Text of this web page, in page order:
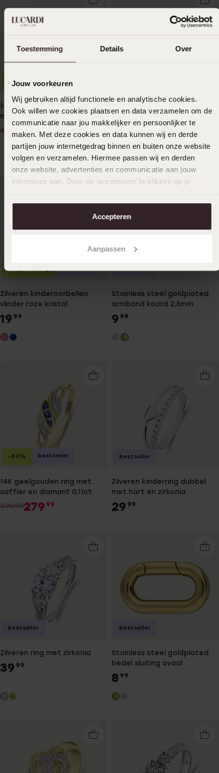
Toestemming Details Over
Jouw voorkeuren
Wij gebruiken altijd functionele en analytische cookies.
Ook willen we cookies plaatsen en data verzamelen om de
communicatie naar jou makkelijker en persoonlijker te
maken. Met deze cookies en data kunnen wij en derde
partijen jouw internetgedrag binnen en buiten onze website
volgen en verzamelen. Hiermee passen wij en derden
onze website, advertenties en communicatie aan jouw
interesses aan. Door op ‘accepteren’ te klikken ga je
aanpassen. Lees er meer over in onscookiebeleid.
Accepteren
Aanpassen
14 Karaat geelgouden ring
met zirkonia
349.99249
-29% Bestseller
Gerecycleerd stainless steel
armband bangle gold wit
kristal
29.99 19 99
Zilveren kinderoorbellen
vlinder roze kristal
19 99
Stainless steel goldplated
armband koord 2,5mm
9 99
14K geelgouden ring met
saffier en diamant 0,11ct
499.99279 99
-44% Bestseller
Zilveren kinderring dubbel
met hart en zirkonia
29 99
Bestseller
Zilveren ring met zirkonia
39 99
Bestseller
Stainless steel goldplated
bedel sluiting ovaal
8 99
Bestseller